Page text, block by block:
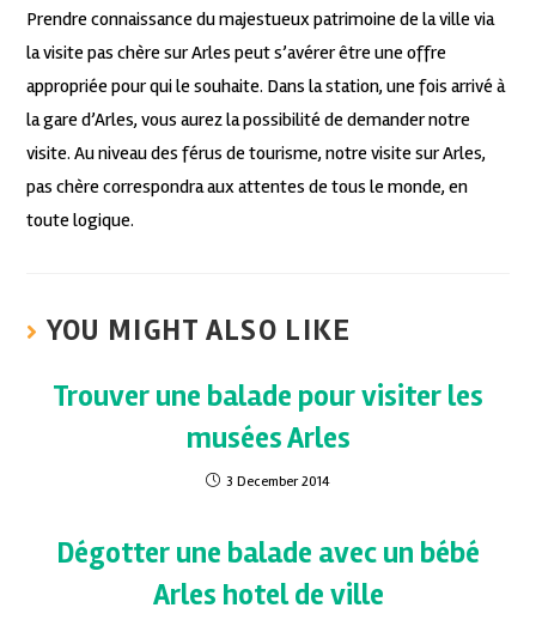
Prendre connaissance du majestueux patrimoine de la ville via
la visite pas chère sur Arles peut s’avérer être une offre
appropriée pour qui le souhaite. Dans la station, une fois arrivé à
la gare d’Arles, vous aurez la possibilité de demander notre
visite. Au niveau des férus de tourisme, notre visite sur Arles,
pas chère correspondra aux attentes de tous le monde, en
toute logique.
YOU MIGHT ALSO LIKE
Trouver une balade pour visiter les
musées Arles
3 December 2014
Dégotter une balade avec un bébé
Arles hotel de ville